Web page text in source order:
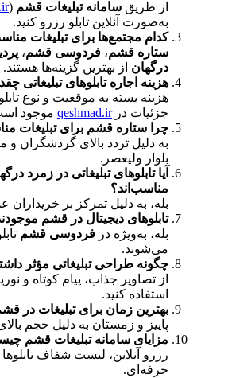
از طریق سامانه تبلیغات قشم (
به‌صورت آنلاین تابلو رزرو کنید.
کدام مجتمع‌ها برای تبلیغات
ستاره قشم، فردوسی قشم،
درگهان از بهترین گزینه‌ها هستند.
هزینه اجاره تابلوهای تبلیغاتی
هزینه بسته به موقعیت و نوع
جزئیات درqeshmad.ir موجود
چرا ستاره قشم برای تبلیغات
به دلیل تردد بالای گردشگران
بلوار ولیعصر.
آیا تابلوهای تبلیغاتی در زمرد
مناسب‌اند؟
بله، به دلیل تمرکز بر خریداران
تابلوهای دیجیتال در قشم
بله، به‌ویژه در فردوسی قشم
می‌شوند.
چگونه طراحی تبلیغاتی مؤثر
از تصاویر جذاب، پیام کوتاه و
استفاده کنید.
بهترین زمان برای تبلیغات در
پاییز و زمستان به دلیل حجم
مزایای سامانه تبلیغات قشم
رزرو آنلاین، لیست شفاف تابلوها
حرفه‌ای.